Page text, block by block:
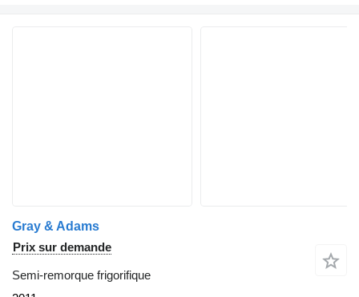
Gray & Adams
Prix sur demande
Semi-remorque frigorifique